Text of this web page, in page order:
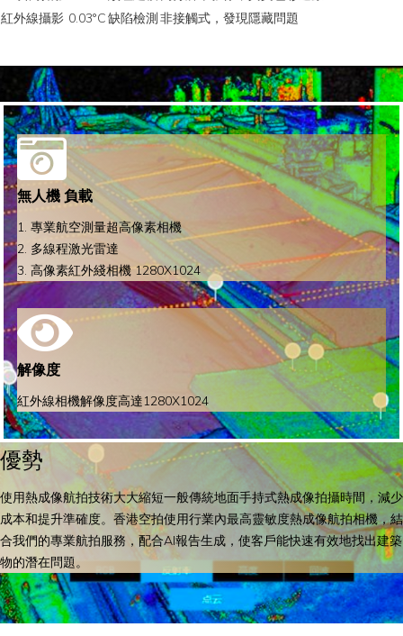
紅外線攝影 0.03°C缺陷檢測非接觸式，發現隱藏問題
無人機 負載
1. 專業航空測量超高像素相機
2. 多線程激光雷達
3. 高像素紅外綫相機 1280X1024
解像度
紅外線相機解像度高達1280X1024
優勢
使用熱成像航拍技術大大縮短一般傳統地面手持式熱成像拍攝時間，減少
成本和提升準確度。香港空拍使用行業內最高靈敏度熱成像航拍相機，結
合我們的專業航拍服務，配合AI報告生成，使客戶能快速有效地找出建築
物的潛在問題。